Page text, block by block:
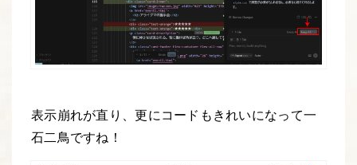
表示崩れが直り、更にコードもきれいになって一
石二鳥ですね！